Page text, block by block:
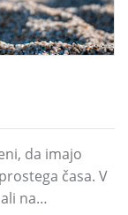
da imajo
časa. V
na…